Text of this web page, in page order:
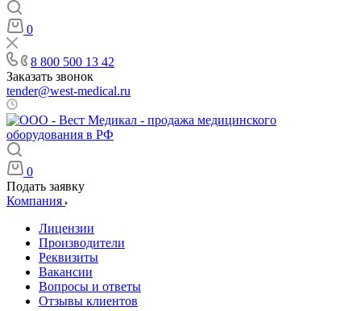
0
8 800 500 13 42
Заказать звонок
tender@west-medical.ru
0
Подать заявку
Компания
Лицензии
Производители
Реквизиты
Вакансии
Вопросы и ответы
Отзывы клиентов